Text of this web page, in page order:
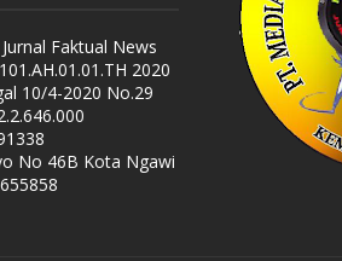
Faktual News
2020
10/4-2020 No.29
No 46B Kota Ngawi